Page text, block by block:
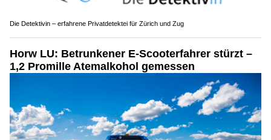
Die Detektivin – erfahrene Privatdetektei für Zürich und Zug
Horw LU: Betrunkener E-Scooterfahrer stürzt –
1,2 Promille Atemalkohol gemessen